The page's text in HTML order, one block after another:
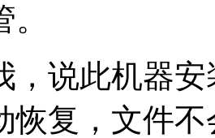
，说此机器
恢复，文件